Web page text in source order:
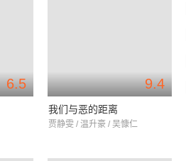
6.5 9.4
我们与恶的距离
贾静雯 / 温升豪 / 吴慷仁